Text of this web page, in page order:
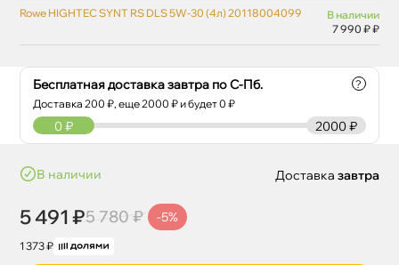
Бесплатная доставка завтра по С-Пб.
Доставка200 ₽, еще2000 ₽ и будет 0 ₽
?
2000 ₽
0 ₽
наличии
5 491 ₽5 780 ₽ -5%
1 373 ₽
Доставка завтра
Rowe HIGHTEC SYNT RS DLS 5W-30 (4л) 20118004099
наличии
7 990 ₽ ₽